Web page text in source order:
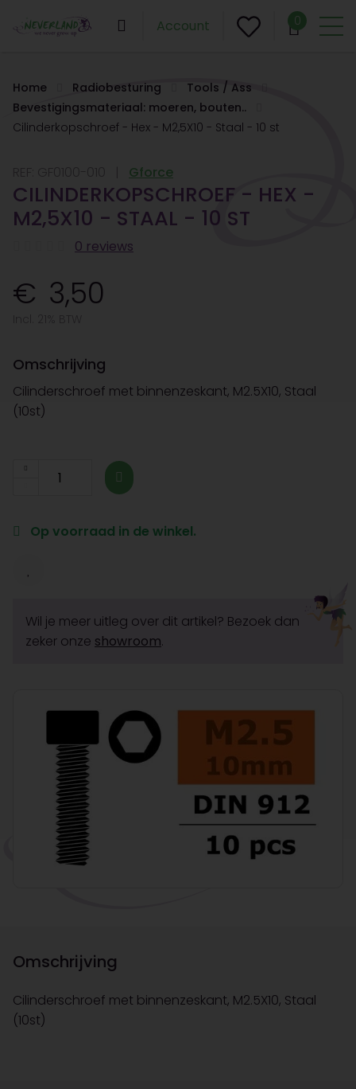
Account 0
Home Radiobesturing
Tools / Ass
Bevestigingsmateriaal: moeren, bouten..
Cilinderkopschroef - Hex - M2,5X10 - Staal - 10 st
Gforce
CILINDERKOPSCHROEF - HEX -
M2,5X10 - STAAL - 10 ST
0 reviews
3,50
Omschrijving
Cilinderschroef met binnenzeskant, M2.5X10, Staal
(10st)
Op voorraad in de winkel.
Wil je meer uitleg over dit artikel? Bezoek dan
zeker onze showroom.
Omschrijving
Cilinderschroef met binnenzeskant, M2.5X10, Staal
(10st)